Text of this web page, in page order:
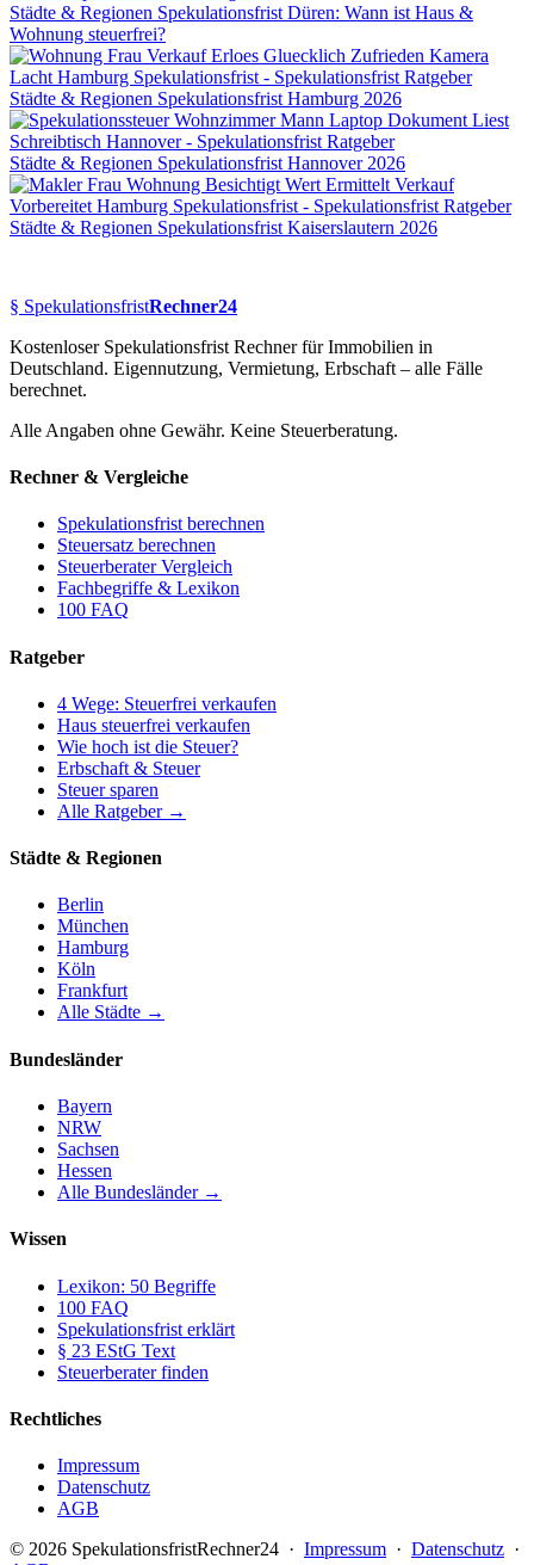
Städte & Regionen Spekulationsfrist Düren: Wann ist Haus &
Wohnung steuerfrei?
Städte & Regionen Spekulationsfrist Hamburg 2026
Städte & Regionen Spekulationsfrist Hannover 2026
Städte & Regionen Spekulationsfrist Kaiserslautern 2026
§ SpekulationsfristRechner24
Kostenloser Spekulationsfrist Rechner für Immobilien in
Deutschland. Eigennutzung, Vermietung, Erbschaft – alle Fälle
berechnet.
Alle Angaben ohne Gewähr. Keine Steuerberatung.
Rechner & Vergleiche
Spekulationsfrist berechnen
Steuersatz berechnen
Steuerberater Vergleich
Fachbegriffe & Lexikon
100 FAQ
Ratgeber
4 Wege: Steuerfrei verkaufen
Haus steuerfrei verkaufen
Wie hoch ist die Steuer?
Erbschaft & Steuer
Steuer sparen
Alle Ratgeber →
Städte & Regionen
Berlin
München
Hamburg
Köln
Frankfurt
Alle Städte →
Bundesländer
Bayern
NRW
Sachsen
Hessen
Alle Bundesländer →
Wissen
Lexikon: 50 Begriffe
100 FAQ
Spekulationsfrist erklärt
§ 23 EStG Text
Steuerberater finden
Rechtliches
Impressum
Datenschutz
AGB
© 2026 SpekulationsfristRechner24 · Impressum · Datenschutz ·